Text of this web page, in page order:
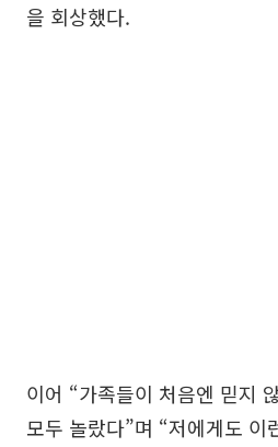
을 회상했다.
이어 “가족들이 처음엔 믿지
모두 놀랐다”며 “저에게도 이